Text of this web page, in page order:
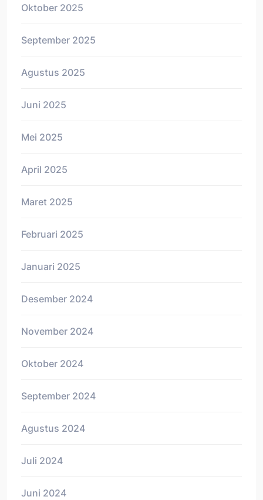
Oktober 2025
September 2025
Agustus 2025
Juni 2025
Mei 2025
April 2025
Maret 2025
Februari 2025
Januari 2025
Desember 2024
November 2024
Oktober 2024
September 2024
Agustus 2024
Juli 2024
Juni 2024